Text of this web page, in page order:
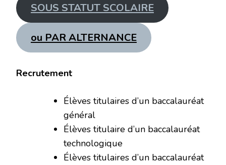
SOUS STATUT SCOLAIRE
ou PAR ALTERNANCE
Recrutement
Élèves titulaires d’un baccalauréat
général
Élèves titulaire d’un baccalauréat
technologique
Élèves titulaires d’un baccalauréat